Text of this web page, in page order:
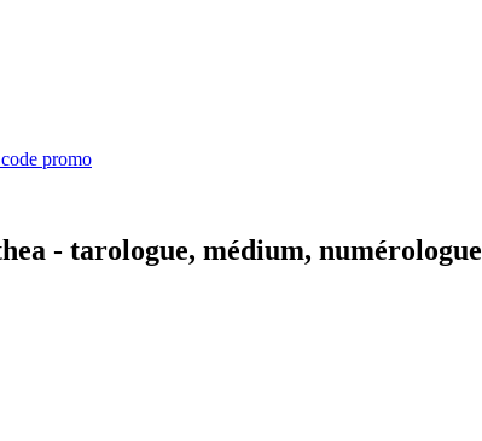
promo
- tarologue, médium, numérologue